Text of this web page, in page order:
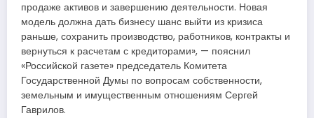
продаже активов и завершению деятельности. Новая
модель должна дать бизнесу шанс выйти из кризиса
раньше, сохранить производство, работников, контракты и
вернуться к расчетам с кредиторами», — пояснил
«Российской газете» председатель Комитета
Государственной Думы по вопросам собственности,
земельным и имущественным отношениям Сергей
Гаврилов.